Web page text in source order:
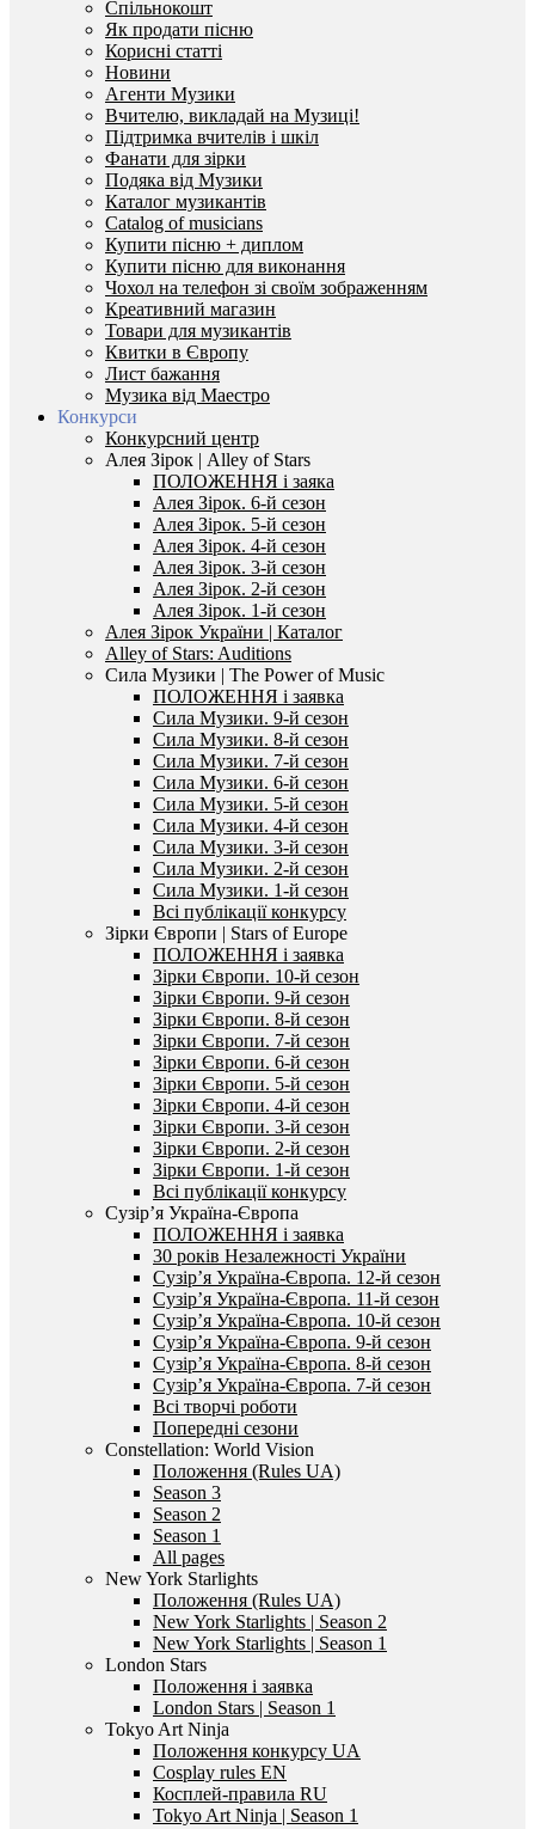
Спільнокошт
Як продати пісню
Корисні статті
Новини
Агенти Музики
Вчителю, викладай на Музиці!
Підтримка вчителів і шкіл
Фанати для зірки
Подяка від Музики
Каталог музикантів
Catalog of musicians
Купити пісню + диплом
Купити пісню для виконання
Чохол на телефон зі своїм зображенням
Креативний магазин
Товари для музикантів
Квитки в Європу
Лист бажання
Музика від Маестро
Конкурси
Конкурсний центр
Алея Зірок | Alley of Stars
ПОЛОЖЕННЯ і заяка
Алея Зірок. 6-й сезон
Алея Зірок. 5-й сезон
Алея Зірок. 4-й сезон
Алея Зірок. 3-й сезон
Алея Зірок. 2-й сезон
Алея Зірок. 1-й сезон
Алея Зірок України | Каталог
Alley of Stars: Auditions
Сила Музики | The Power of Music
ПОЛОЖЕННЯ і заявка
Сила Музики. 9-й сезон
Сила Музики. 8-й сезон
Сила Музики. 7-й сезон
Сила Музики. 6-й сезон
Сила Музики. 5-й сезон
Сила Музики. 4-й сезон
Сила Музики. 3-й сезон
Сила Музики. 2-й сезон
Сила Музики. 1-й сезон
Всі публікації конкурсу
Зірки Європи | Stars of Europe
ПОЛОЖЕННЯ і заявка
Зірки Європи. 10-й сезон
Зірки Європи. 9-й сезон
Зірки Європи. 8-й сезон
Зірки Європи. 7-й сезон
Зірки Європи. 6-й сезон
Зірки Європи. 5-й сезон
Зірки Європи. 4-й сезон
Зірки Європи. 3-й сезон
Зірки Європи. 2-й сезон
Зірки Європи. 1-й сезон
Всі публікації конкурсу
Сузір’я Україна-Європа
ПОЛОЖЕННЯ і заявка
30 років Незалежності України
Сузір’я Україна-Європа. 12-й сезон
Сузір’я Україна-Європа. 11-й сезон
Сузір’я Україна-Європа. 10-й сезон
Сузір’я Україна-Європа. 9-й сезон
Сузір’я Україна-Європа. 8-й сезон
Сузір’я Україна-Європа. 7-й сезон
Всі творчі роботи
Попередні сезони
Constellation: World Vision
Положення (Rules UA)
Season 3
Season 2
Season 1
All pages
New York Starlights
Положення (Rules UA)
New York Starlights | Season 2
New York Starlights | Season 1
London Stars
Положення і заявка
London Stars | Season 1
Tokyo Art Ninja
Положення конкурсу UA
Cosplay rules EN
Косплей-правила RU
Tokyo Art Ninja | Season 1